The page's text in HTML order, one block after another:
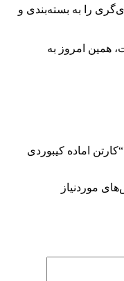
را به بسته‌بندی و
همین امروز به
اماده کیبوردی
موردنیاز